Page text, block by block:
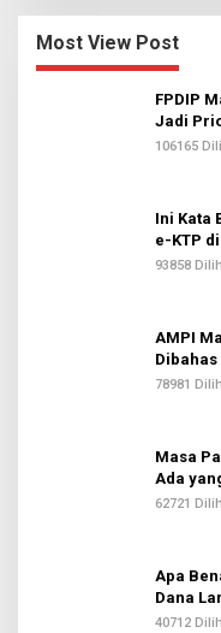
Most View Post
FPDIP
Jadi
106165
Ini Kata
e-KTP
93858
AMPI
Dibahas
78981
Masa
Ada
62721
Apa
Dana
40712